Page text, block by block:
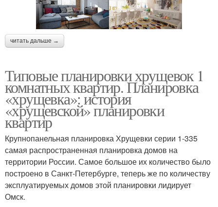
читать дальше →
Типовые планировки хрущевок 1
комнатных квартир. Планировка
«хрущевка»: история
«хрущевской» планировки
квартир
Крупнопанельная планировка Хрущевки серии 1-335
самая распространенная планировка домов на
территории России. Самое большое их количество было
построено в Санкт-Петербурге, теперь же по количеству
эксплуатируемых домов этой планировки лидирует
Омск.